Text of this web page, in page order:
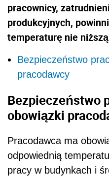
pracownicy,
produkcyjnych,
temperaturę nie
Bezpieczeństwo
pracodawcy
Bezpieczeństwo
obowiązki
Pracodawca ma
odpowiednią
pracy w budynkach i